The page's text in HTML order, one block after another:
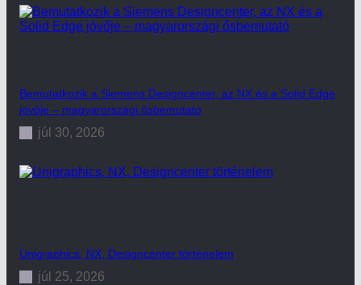
Bemutatkozik a Siemens Designcenter, az NX és a Solid Edge
jövője – magyarországi ősbemutató
júl 30, 2026
Unigraphics, NX, Designcenter történelem
júl 25, 2026